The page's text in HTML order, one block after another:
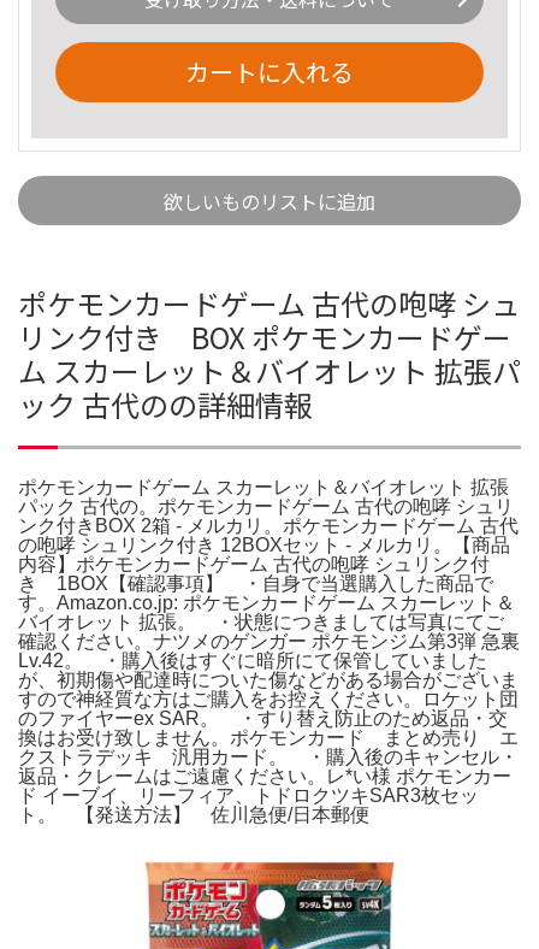
カートに入れる
欲しいものリストに追加
ポケモンカードゲーム 古代の咆哮 シュ
リンク付き BOX ポケモンカードゲー
ム スカーレット＆バイオレット 拡張パ
ック 古代のの詳細情報
ポケモンカードゲーム スカーレット＆バイオレット 拡張
パック 古代の。ポケモンカードゲーム 古代の咆哮 シュリ
ンク付きBOX 2箱 - メルカリ。ポケモンカードゲーム 古代
の咆哮 シュリンク付き 12BOXセット - メルカリ。【商品
内容】ポケモンカードゲーム 古代の咆哮 シュリンク付
き 1BOX【確認事項】 ・自身で当選購入した商品で
す。Amazon.co.jp: ポケモンカードゲーム スカーレット＆
バイオレット 拡張。 ・状態につきましては写真にてご
確認ください。ナツメのゲンガー ポケモンジム第3弾 急裏
Lv.42。 ・購入後はすぐに暗所にて保管していました
が、初期傷や配達時についた傷などがある場合がございま
すので神経質な方はご購入をお控えください。ロケット団
のファイヤーex SAR。 ・すり替え防止のため返品・交
換はお受け致しません。ポケモンカード まとめ売り エ
クストラデッキ 汎用カード。 ・購入後のキャンセル・
返品・クレームはご遠慮ください。レ*い様 ポケモンカー
ド イーブイ、リーフィア、トドロクツキSAR3枚セッ
ト。 【発送方法】 佐川急便/日本郵便